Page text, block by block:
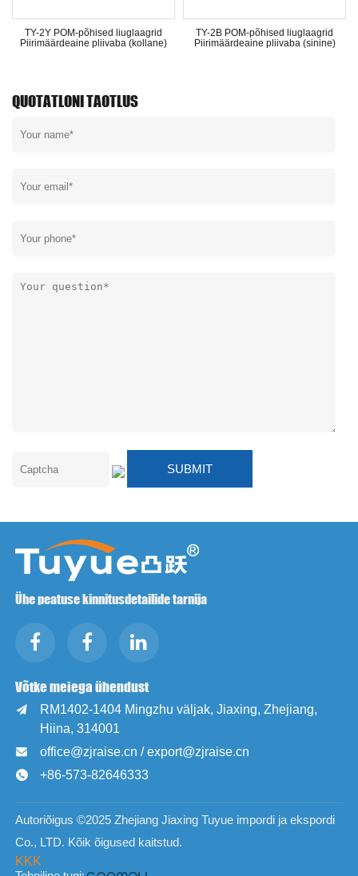
TY-2Y POM-põhised liuglaagrid
Piirimäärdeaine pliivaba (kollane)
TY-2B POM-põhised liuglaagrid
Piirimäärdeaine pliivaba (sinine)
QUOTATLONI TAOTLUS
Ühe peatuse kinnitusdetailide tarnija
Võtke meiega ühendust

RM1402-1404 Mingzhu väljak, Jiaxing, Zhejiang,
Hiina, 314001
 office@zjraise.cn / export@zjraise.cn
 +86-573-82646333
Autoriõigus ©2025 Zhejiang Jiaxing Tuyue impordi ja ekspordi
Co., LTD. Kõik õigused kaitstud.
KKK